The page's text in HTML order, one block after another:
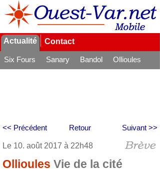
Actualité Contact
Six Fours Sanary Bandol
Ollioules
Retour
<< Précédent Suivant >>
Le 10. août 2017 à 22h48
Ollioules Vie de la cité